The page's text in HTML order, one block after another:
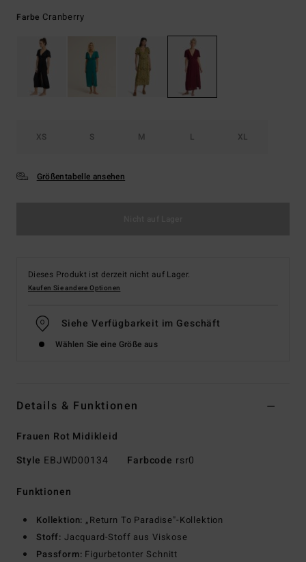
Farbe Cranberry
XS S M L XL
Größentabelle ansehen
Dieses Produkt ist derzeit nicht auf Lager.
Kaufen Sie andere Optionen
Siehe Verfügbarkeit im Geschäft
Wählen Sie eine Größe aus
Details & Funktionen
Frauen Rot Midikleid
Style EBJWD00134 Farbcode rsr0
Funktionen
Kollektion: „Return To Paradise"-Kollektion
Stoff: Jacquard-Stoff aus Viskose
Passform: Figurbetonter Schnitt